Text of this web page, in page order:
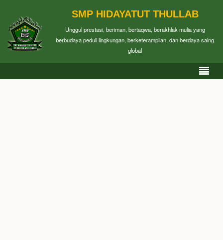
SMP HIDAYATUT THULLAB
Unggul prestasi, beriman, bertaqwa, berakhlak mulia yang
berbudaya peduli lingkungan, berketerampilan, dan berdaya saing
global